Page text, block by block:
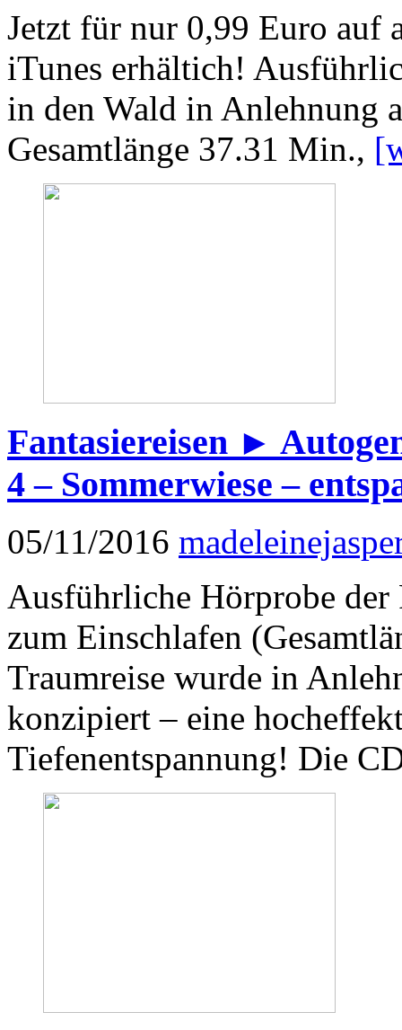
Jetzt für nur 0,99 Euro auf
iTunes erhältich!
in den Wald in Anlehnung
Gesamtlänge 37.31 Min.,
Fantasiereisen ►
4 – Sommerwiese –
05/11/2016
Ausführliche Hörprobe der
zum Einschlafen
Traumreise wurde in
konzipiert – eine
Tiefenentspannung! Die